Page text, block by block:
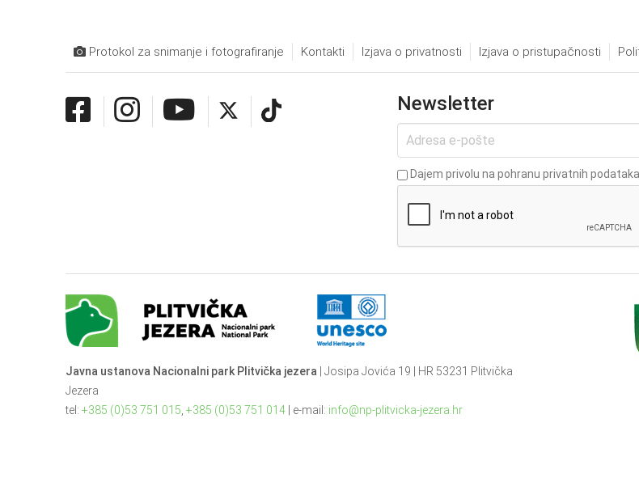
Protokol za snimanje i fotografiranje Kontakti Izjava o privatnosti Izjava o pristupačnosti
Newsletter
Dajem privolu na pohranu privatnih
Javna ustanova Nacionalni park Plitvička jezera| Josipa Jovića 19 | HR 53231 Plitvička
Jezera
tel: +385 (0)53 751 015, +385 (0)53 751 014| e-mail: info@np-plitvicka-jezera.hr